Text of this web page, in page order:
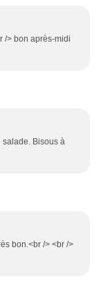
/> bon après-midi
Bisous à
bon.<br /> <br />